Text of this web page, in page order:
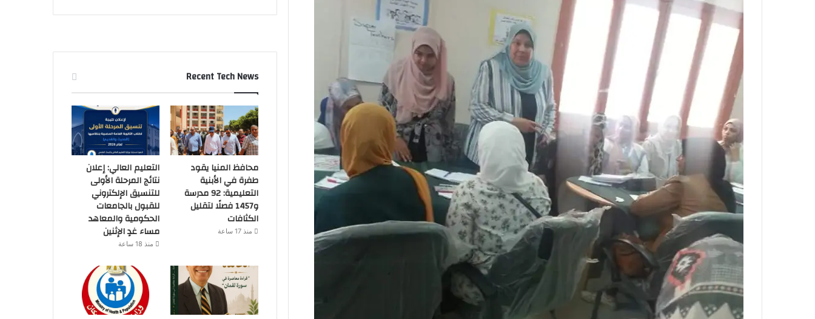
Recent Tech News
محافظ المنيا يقود
طفرة في الأبنية
التعليمية: 92 مدرسة
و1457 فصلًا لتقليل
الكثافات
منذ 17 ساعة
التعليم العالي: إعلان
نتائج المرحلة الأولى
للتنسيق الإلكتروني
للقبول بالجامعات
الحكومية والمعاهد
مساء غدٍ الإثنين
منذ 18 ساعة